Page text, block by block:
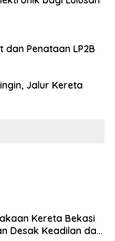
dan Penataan LP2B
Jalur Kereta
Kereta Bekasi
Desak Keadilan dan